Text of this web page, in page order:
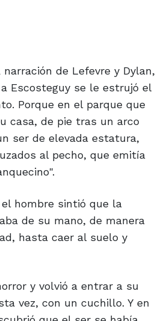
de Lefevre y Dylan,
Escosteguy se le estrujó el
Porque en el parque que
casa, de pie tras un arco
ser de elevada estatura,
al pecho, que emitía
hombre sintió que la
de su mano, de manera
hasta caer al suelo y
y volvió a entrar a su
vez, con un cuchillo. Y en